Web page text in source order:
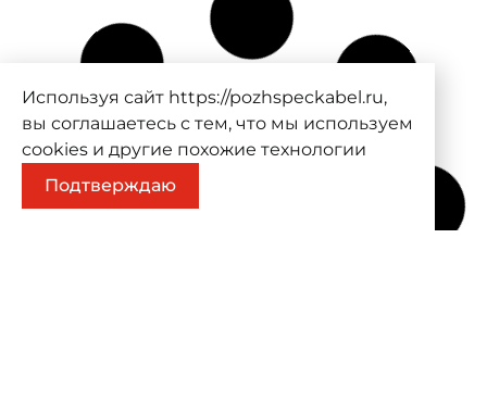
Используя сайт https://pozhspeckabel.ru,
вы соглашаетесь с тем, что мы используем
cookies и другие похожие технологии
Подтверждаю